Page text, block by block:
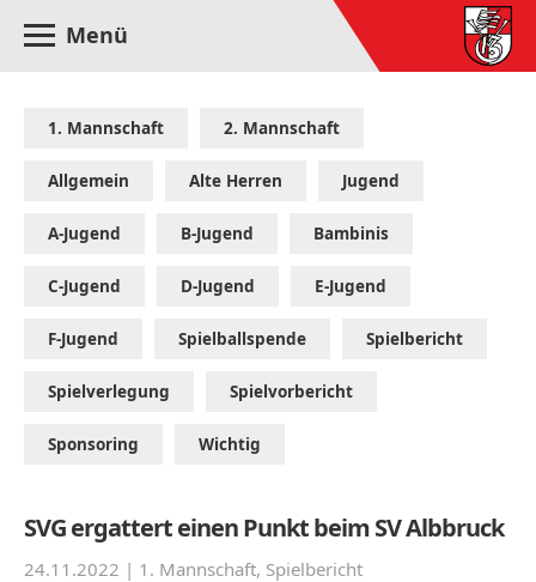
Menü
1. Mannschaft 2. Mannschaft
Allgemein Alte Herren Jugend
A-Jugend B-Jugend Bambinis
C-Jugend D-Jugend E-Jugend
F-Jugend Spielballspende Spielbericht
Spielverlegung Spielvorbericht
Sponsoring Wichtig
SVG ergattert einen Punkt beim SV Albbruck
24.11.2022 | 1. Mannschaft, Spielbericht